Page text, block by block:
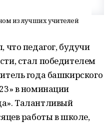
из лучших учителей
что педагог, будучи
стал победителем
года башкирского
в номинации
Талантливый
работы в школе,